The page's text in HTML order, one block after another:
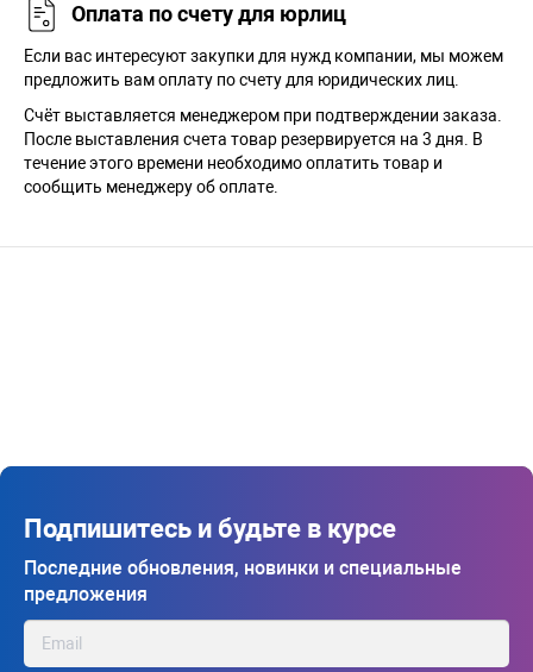
Оплата по счету для юрлиц
Если вас интересуют закупки для нужд компании, мы можем
предложить вам оплату по счету для юридических лиц.
Счёт выставляется менеджером при подтверждении заказа.
После выставления счета товар резервируется на 3 дня. В
течение этого времени необходимо оплатить товар и
сообщить менеджеру об оплате.
Подпишитесь и будьте в курсе
Последние обновления, новинки и специальные
предложения